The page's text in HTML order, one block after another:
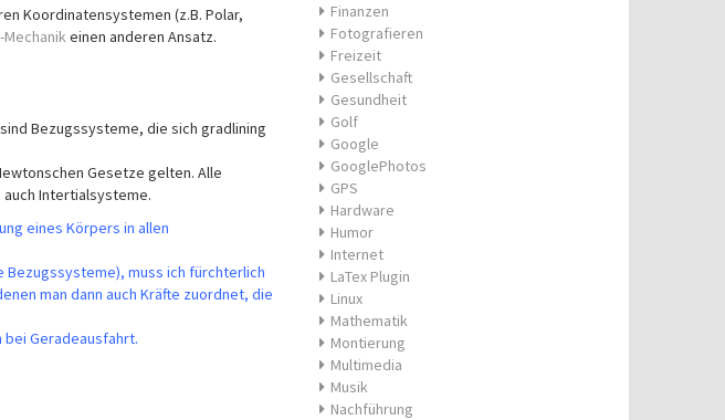
Koordinatensystemen (z.B. Polar,
Mechanikeinen anderen Ansatz.
Bezugssysteme, die sich gradlining
Gesetze gelten. Alle
Intertialsysteme.
eines Körpers in allen
muss ich fürchterlich
man dann auch Kräfte zuordnet, die
bei Geradeausfahrt.
Finanzen
Fotografieren
Freizeit
Gesellschaft
Gesundheit
Golf
Google
GooglePhotos
GPS
Hardware
Humor
Internet
LaTex Plugin
Linux
Mathematik
Montierung
Multimedia
Musik
Nachführung